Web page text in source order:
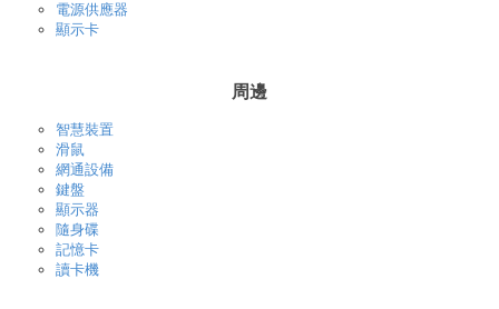
電源供應器
顯示卡
周邊
智慧裝置
滑鼠
網通設備
鍵盤
顯示器
隨身碟
記憶卡
讀卡機